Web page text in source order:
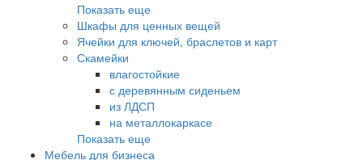
Показать еще
Шкафы для ценных вещей
Ячейки для ключей, браслетов и карт
Скамейки
влагостойкие
с деревянным сиденьем
из ЛДСП
на металлокаркасе
Показать еще
Мебель для бизнеса